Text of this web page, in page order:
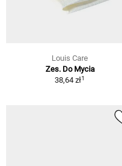
Louis Care
Zes. Do Mycia
38,64 zł1